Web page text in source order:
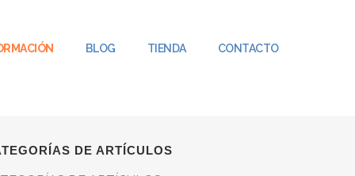
BLOG TIENDA CONTACTO
10/07/2026
DE ARTÍCULOS